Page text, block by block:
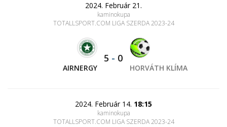
2024. Február 21.
kaminokupa
TOTALLSPORT.COM LIGA SZERDA 2023-24
AIRNERGY
5 - 0
HORVÁTH KLÍMA
2024. Február 14. 18:15
kaminokupa
TOTALLSPORT.COM LIGA SZERDA 2023-24